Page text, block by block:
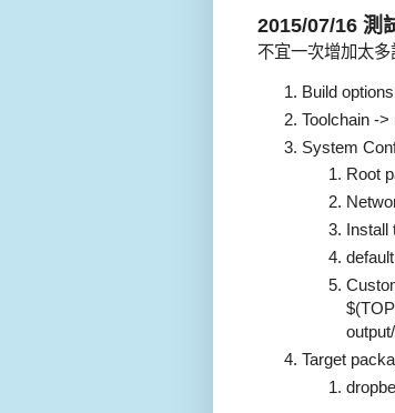
2015/07/16 測
不宜一次增加太
Build
Toolchain -
System
Root
Install
Target